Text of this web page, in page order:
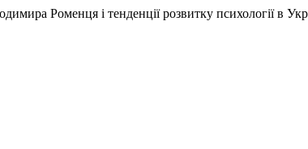
Роменця і тенденції розвитку психології в